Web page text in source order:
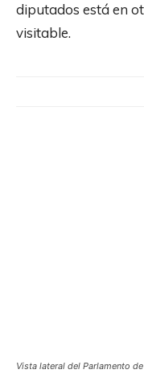
diputados está en
visitable.
Vista lateral del Parlamento